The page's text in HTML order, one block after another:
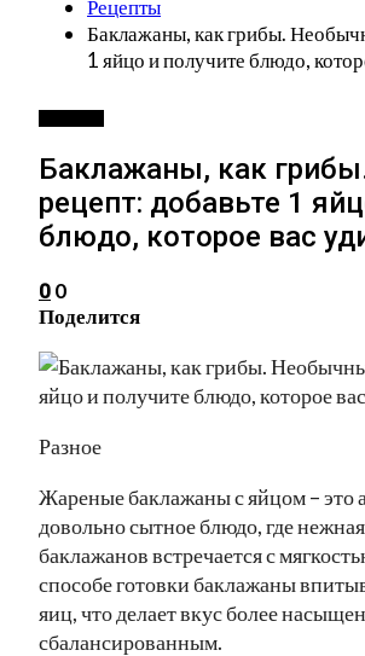
Рецепты
Баклажаны, как грибы.
1 яйцо и получите блюдо,
Баклажаны, как
рецепт: добавьте 1
блюдо, которое вас
0 0
Поделится
Разное
Жареные баклажаны с яйцом – это
довольно сытное блюдо, где
баклажанов встречается с
способе готовки баклажаны
яиц, что делает вкус более
сбалансированным.